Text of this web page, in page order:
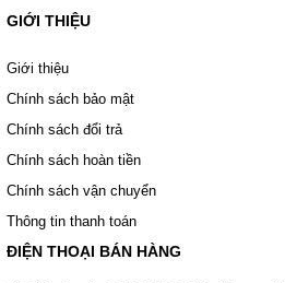
GIỚI THIỆU
Giới thiệu
Chính sách bảo mật
Chính sách đổi trả
Chính sách hoàn tiền
Chính sách vận chuyển
Thông tin thanh toán
ĐIỆN THOẠI BÁN HÀNG